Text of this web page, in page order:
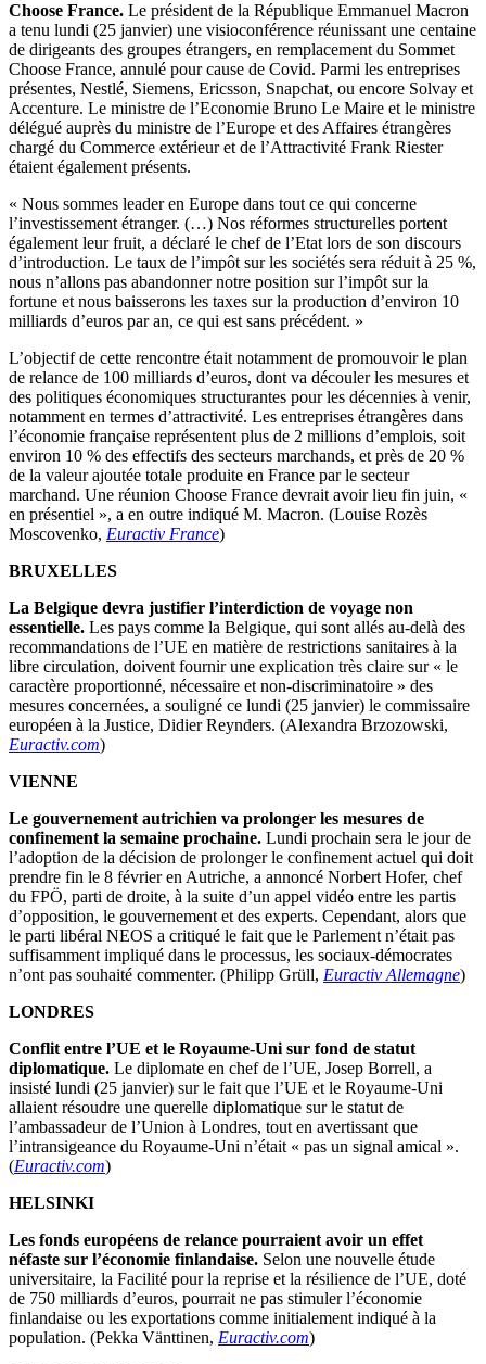
Choose France. Le président de la République Emmanuel Macron
a tenu lundi (25 janvier) une visioconférence réunissant une centaine
de dirigeants des groupes étrangers, en remplacement du Sommet
Choose France, annulé pour cause de Covid. Parmi les entreprises
présentes, Nestlé, Siemens, Ericsson, Snapchat, ou encore Solvay et
Accenture. Le ministre de l’Economie Bruno Le Maire et le ministre
délégué auprès du ministre de l’Europe et des Affaires étrangères
chargé du Commerce extérieur et de l’Attractivité Frank Riester
étaient également présents.
« Nous sommes leader en Europe dans tout ce qui concerne
l’investissement étranger. (…) Nos réformes structurelles portent
également leur fruit, a déclaré le chef de l’Etat lors de son discours
d’introduction. Le taux de l’impôt sur les sociétés sera réduit à 25 %,
nous n’allons pas abandonner notre position sur l’impôt sur la
fortune et nous baisserons les taxes sur la production d’environ 10
milliards d’euros par an, ce qui est sans précédent. »
L’objectif de cette rencontre était notamment de promouvoir le plan
de relance de 100 milliards d’euros, dont va découler les mesures et
des politiques économiques structurantes pour les décennies à venir,
notamment en termes d’attractivité. Les entreprises étrangères dans
l’économie française représentent plus de 2 millions d’emplois, soit
environ 10 % des effectifs des secteurs marchands, et près de 20 %
de la valeur ajoutée totale produite en France par le secteur
marchand. Une réunion Choose France devrait avoir lieu fin juin, «
en présentiel », a en outre indiqué M. Macron. (Louise Rozès
Moscovenko, Euractiv France)
BRUXELLES
La Belgique devra justifier l’interdiction de voyage non
essentielle. Les pays comme la Belgique, qui sont allés au-delà des
recommandations de l’UE en matière de restrictions sanitaires à la
libre circulation, doivent fournir une explication très claire sur « le
caractère proportionné, nécessaire et non-discriminatoire » des
mesures concernées, a souligné ce lundi (25 janvier) le commissaire
européen à la Justice, Didier Reynders. (Alexandra Brzozowski,
Euractiv.com)
VIENNE
Le gouvernement autrichien va prolonger les mesures de
confinement la semaine prochaine. Lundi prochain sera le jour de
l’adoption de la décision de prolonger le confinement actuel qui doit
prendre fin le 8 février en Autriche, a annoncé Norbert Hofer, chef
du FPÖ, parti de droite, à la suite d’un appel vidéo entre les partis
d’opposition, le gouvernement et des experts. Cependant, alors que
le parti libéral NEOS a critiqué le fait que le Parlement n’était pas
suffisamment impliqué dans le processus, les sociaux-démocrates
n’ont pas souhaité commenter. (Philipp Grüll, Euractiv Allemagne)
LONDRES
Conflit entre l’UE et le Royaume-Uni sur fond de statut
diplomatique. Le diplomate en chef de l’UE, Josep Borrell, a
insisté lundi (25 janvier) sur le fait que l’UE et le Royaume-Uni
allaient résoudre une querelle diplomatique sur le statut de
l’ambassadeur de l’Union à Londres, tout en avertissant que
l’intransigeance du Royaume-Uni n’était « pas un signal amical ».
(Euractiv.com)
HELSINKI
Les fonds européens de relance pourraient avoir un effet
néfaste sur l’économie finlandaise. Selon une nouvelle étude
universitaire, la Facilité pour la reprise et la résilience de l’UE, doté
de 750 milliards d’euros, pourrait ne pas stimuler l’économie
finlandaise ou les exportations comme initialement indiqué à la
population. (Pekka Vänttinen, Euractiv.com)